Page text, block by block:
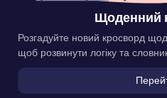
Щоденний
Розгадуйте новий кросворд
щоб розвинути логіку та